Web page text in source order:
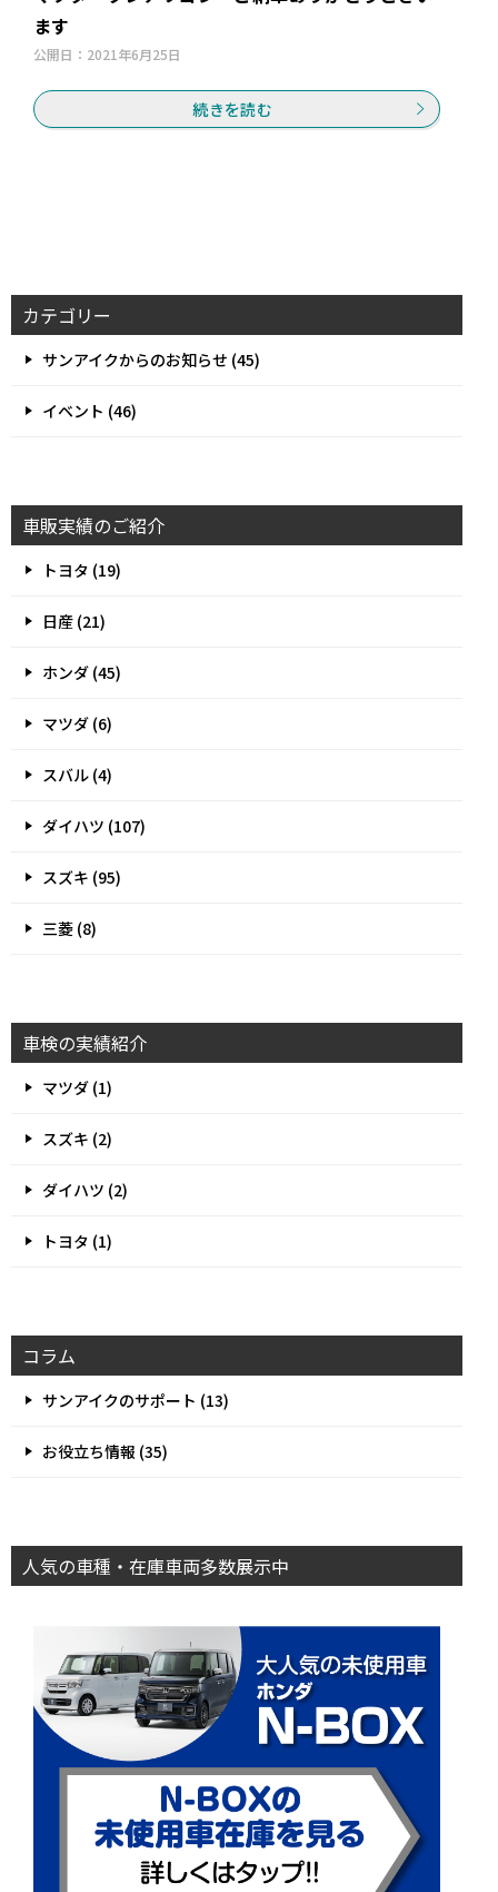
ます
公開日： 2021年6月25日
続きを読む
カテゴリー
サンアイクからのお知らせ (45)
イベント (46)
車販実績のご紹介
トヨタ (19)
日産 (21)
ホンダ (45)
マツダ (6)
スバル (4)
ダイハツ (107)
スズキ (95)
三菱 (8)
車検の実績紹介
マツダ (1)
スズキ (2)
ダイハツ (2)
トヨタ (1)
コラム
サンアイクのサポート (13)
お役立ち情報 (35)
人気の車種・在庫車両多数展示中